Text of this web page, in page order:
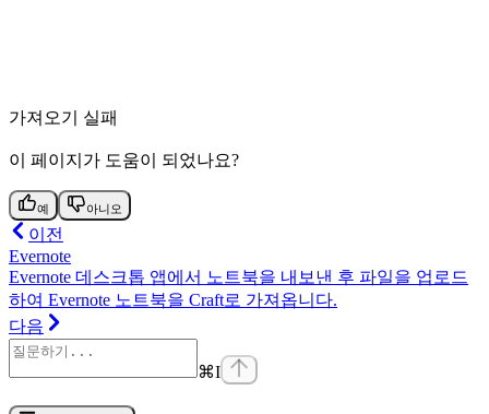
가져오기 실패
이 페이지가 도움이 되었나요?
예 아니오
이전
Evernote
Evernote 데스크톱 앱에서 노트북을 내보낸 후 파일을 업로드
하여 Evernote 노트북을 Craft로 가져옵니다.
다음
⌘I